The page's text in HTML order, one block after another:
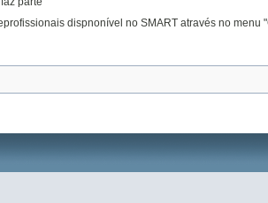
dispnonível no SMART através no menu